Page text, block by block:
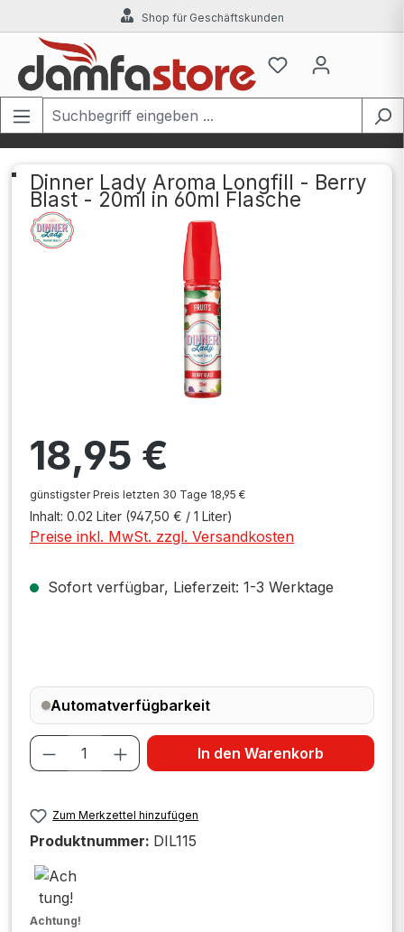
Zum Hauptinhalt springenShop für Geschäftskunden
Dinner Lady Aroma Longfill - Berry
Blast - 20ml in 60ml Flasche
Bildergalerie überspringen
18,95 €
günstigster Preis letzten 30 Tage 18,95 €
Inhalt: 0.02 Liter (947,50 € / 1 Liter)
Preise inkl. MwSt. zzgl. Versandkosten
Sofort verfügbar, Lieferzeit: 1-3 Werktage
Automatverfügbarkeit
Produkt Anzahl: Gib den
In den Warenkorb
Zum Merkzettel hinzufügen
Produktnummer: DIL115
Achtung!